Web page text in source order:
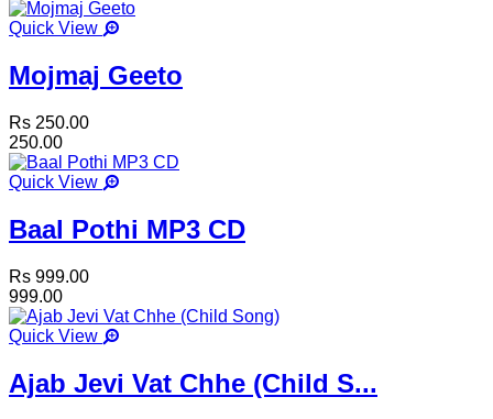
Quick View
Mojmaj Geeto
Rs 250.00
250.00
Quick View
Baal Pothi MP3 CD
Rs 999.00
999.00
Quick View
Ajab Jevi Vat Chhe (Child S...